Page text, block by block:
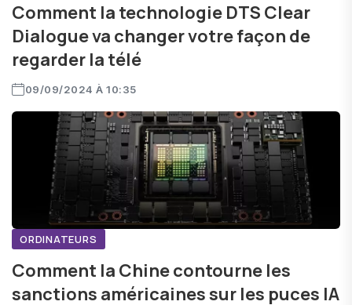
Comment la technologie DTS Clear
Dialogue va changer votre façon de
regarder la télé
09/09/2024 À 10:35
ORDINATEURS
Comment la Chine contourne les
sanctions américaines sur les puces IA